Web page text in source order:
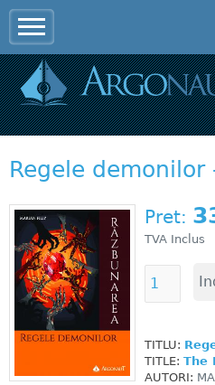
Regele demonilor
Pret:
TVA Inclus
TITLU:
TITLE: The
AUTORI: